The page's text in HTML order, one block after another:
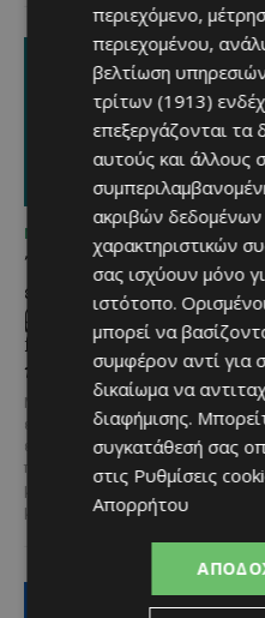
ΜΈΝΟΥΜΕ ΚΎΠΡΟ
Τα Λεύκαρα
ετοιμάζονται για μία
βραδιά γεμάτη street
food, μουσική και
καλοκαιρινή διάθεση
Μία από τις πιο γευστικές
εκδηλώσεις του καλοκαιριού
επιστρέφει στα Λεύκαρα,
προσκαλώντας μικρούς και
μεγάλους να απολαύσουν
μοναδικές...
περιεχόμενο,
περιεχομένου,
βελτίωση
τρίτων (1913)
επεξεργάζονται τα
αυτούς και άλλους
ακριβών
χαρακτηριστικών
σας ισχύουν μόνο
ιστότοπο.
μπορεί να
συμφέρον αντί για
δικαίωμα να
διαφήμισης.
συγκατάθεσή σας
στις Ρυθμίσεις
Απορρήτου